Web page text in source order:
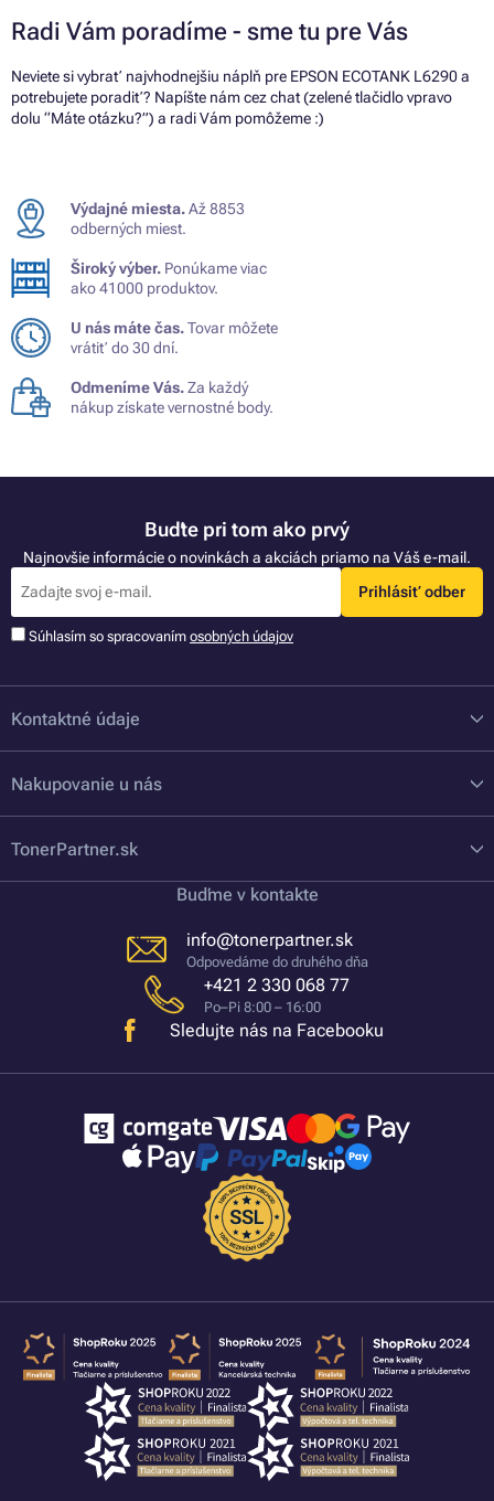
Radi Vám poradíme - sme tu pre Vás
Neviete si vybrať najvhodnejšiu náplň pre EPSON ECOTANK L6290 a
potrebujete poradiť? Napíšte nám cez chat (zelené tlačidlo vpravo
dolu “Máte otázku?”) a radi Vám pomôžeme :)
Výdajné miesta.Až 8853
odberných miest.
Široký výber. Ponúkame viac
ako 41000 produktov.
U nás máte čas.Tovar môžete
vrátiť do 30 dní.
Odmeníme Vás.Za každý
nákup získate vernostné body.
Buďte pri tom ako prvý
Najnovšie informácie o novinkách a akciách priamo na Váš e-mail.
Prihlásiť odber
Súhlasím so spracovaním osobných údajov
Kontaktné údaje
Nakupovanie u nás
TonerPartner.sk
Buďme v kontakte
info@tonerpartner.sk
Odpovedáme do druhého dňa
+421 2 330 068 77
Po–Pi 8:00 – 16:00
Sledujte nás na Facebooku